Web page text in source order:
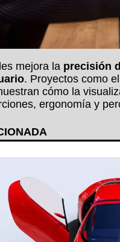
mejora la precisión
. Proyectos como
cómo la
ergonomía y